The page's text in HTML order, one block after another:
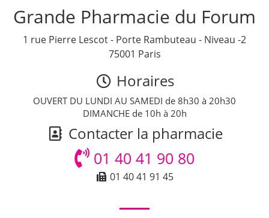
Grande Pharmacie du Forum
1 rue Pierre Lescot - Porte Rambuteau - Niveau -2
75001 Paris
Horaires
OUVERT DU LUNDI AU SAMEDI de 8h30 à 20h30
DIMANCHE de 10h à 20h
Contacter la pharmacie
01 40 41 90 80
01 40 41 91 45